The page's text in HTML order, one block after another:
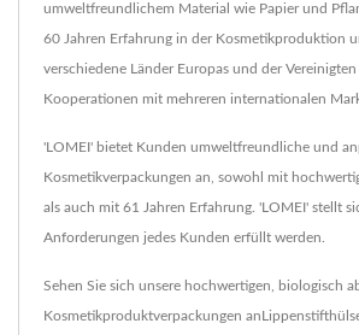
umweltfreundlichem Material wie Papier und
60 Jahren Erfahrung in der Kosmetikproduktion
verschiedene Länder Europas und der
Kooperationen mit mehreren internationalen
'LOMEI' bietet Kunden umweltfreundliche und
Kosmetikverpackungen an, sowohl mit
als auch mit 61 Jahren Erfahrung. 'LOMEI' stellt
Anforderungen jedes Kunden erfüllt werden.
Sehen Sie sich unsere hochwertigen, biologisch
Kosmetikproduktverpackungen an